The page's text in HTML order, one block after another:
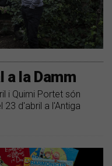
a la Damm
i Quimi Portet són
23 d'abril a l'Antiga